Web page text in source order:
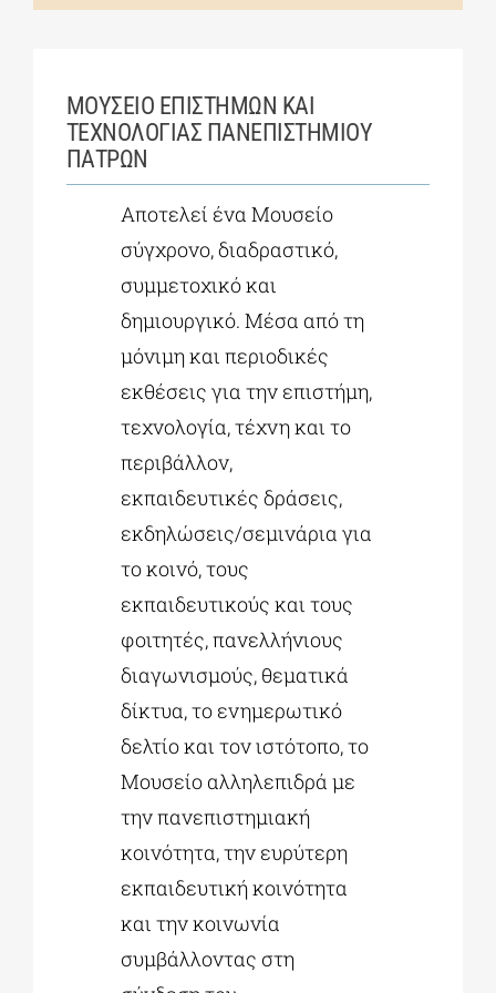
ΜΟΥΣΕΙΟ ΕΠΙΣΤΗΜΩΝ ΚΑΙ
ΤΕΧΝΟΛΟΓΙΑΣ ΠΑΝΕΠΙΣΤΗΜΙΟΥ
ΠΑΤΡΩΝ
Αποτελεί ένα Μουσείο
σύγχρονο, διαδραστικό,
συμμετοχικό και
δημιουργικό. Μέσα από τη
μόνιμη και περιοδικές
εκθέσεις για την επιστήμη,
τεχνολογία, τέχνη και το
περιβάλλον,
εκπαιδευτικές δράσεις,
εκδηλώσεις/σεμινάρια για
το κοινό, τους
εκπαιδευτικούς και τους
φοιτητές, πανελλήνιους
διαγωνισμούς, θεματικά
δίκτυα, το ενημερωτικό
δελτίο και τον ιστότοπο, το
Μουσείο αλληλεπιδρά με
την πανεπιστημιακή
κοινότητα, την ευρύτερη
εκπαιδευτική κοινότητα
και την κοινωνία
συμβάλλοντας στη